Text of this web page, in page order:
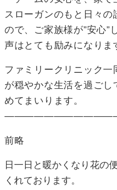
スローガンのもと日々
ので、ご家族様が”安心”
声はとても励みになりま
ファミリークリニック
が穏やかな生活を過ごし
めてまいります。
前略
日一日と暖かくなり花の
くれております。